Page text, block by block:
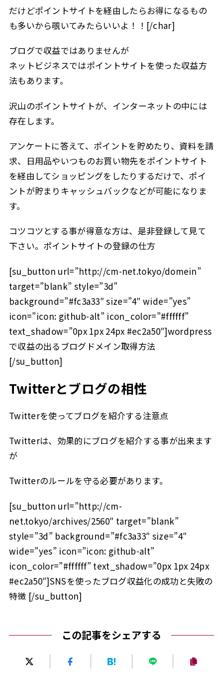
だけどポイントサイトを経由したらお得になるもの
も多いから覗いてみたらいいよ！！[/char]
ブログで収益ではありませんが
ネットビジネスではポイントサイトを使った収益方
法もあります。
沢山のポイントサイトが、インターネットの中には
存在します。
アンケートに答えて、ポイントを貯めたり、資料を請
求、日用品やいつものお買い物先をポイントサイト
を経由してショッピングをしたりするだけで、ポイ
ントが貯まりキャッシュバックなどが可能になりま
す。
コツコツとする事が得意な方は、是非登録して見て
下さい。ポイントサイトの登録の仕方
[su_button url=”http://cm-net.tokyo/domein”
target=”blank” style=”3d”
background=”#fc3a33″ size=”4″ wide=”yes”
icon=”icon: github-alt” icon_color=”#ffffff”
text_shadow=”0px 1px 24px #ec2a50″]wordpress
で収益の出るブログドメイン取得方法
[/su_button]
Twitterとブログの相性
Twitterを使ってブログを紹介する注意点
Twitterは、効果的にブログを紹介する事が出来ます
が
Twitterのルールを守る必要があります。
[su_button url=”http://cm-
net.tokyo/archives/2560″ target=”blank”
style=”3d” background=”#fc3a33″ size=”4″
wide=”yes” icon=”icon: github-alt”
icon_color=”#ffffff” text_shadow=”0px 1px 24px
#ec2a50″]SNSを使ったブログ収益化の成功と失敗の
特徴 [/su_button]
この記事をシェアする